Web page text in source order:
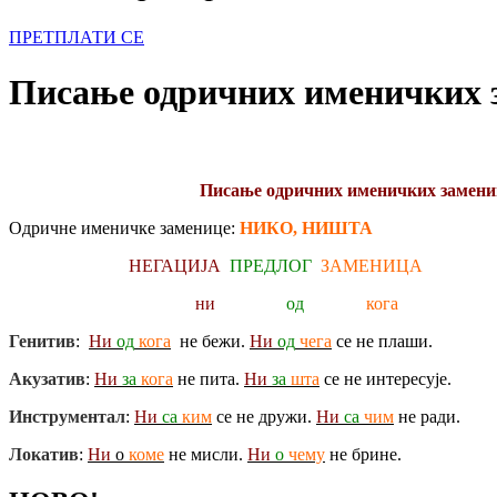
ПРЕТПЛАТИ СЕ
Писање одричних именичких
Писање одричних именичких
Одричне именичке заменице: НИКО, НИШТА
НЕГАЦИЈА ПРЕДЛОГ ЗАМЕНИЦА
ни
од
кога
Генитив: Ни од кога не бежи. Ни од чега се не плаши.
Акузатив: Ни за кога не пита. Ни за шта се не интересује.
Инструментал: Ни са ким се не дружи. Ни са чим не ради.
Локатив: Ни о коме не мисли. Ни о чему не брине.